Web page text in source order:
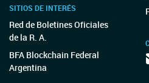
SITIOS DE INTERÉS
Red de Boletines Oficiales
de la R. A.
BFA Blockchain Federal
Argentina